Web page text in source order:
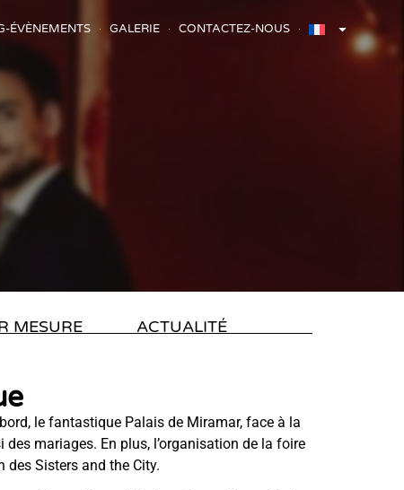
ÉVÈNEMENTS GALERIE CONTACTEZ-NOUS
MESURE ACTUALITÉ
le fantastique Palais de Miramar, face à la
mariages. En plus, l’organisation de la foire
des Sisters and the City.